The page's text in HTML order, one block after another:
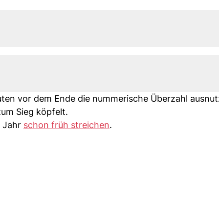
vor dem Ende die nummerische Überzahl
Sieg köpfelt.
Jahr schon früh streichen.